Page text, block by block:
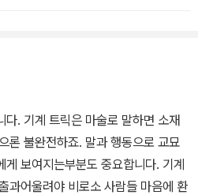
통 콜로서스라고 부르죠. 남극하트
않는 단어들의 조합이다. 그건 또 어
에 나오는 크라켄의 모델이라고 하
확실하게 말할 수는 없지만, 대왕오
다. 기계 트릭은 마술로 말하면 소재
론 불완전하죠. 말과 행동으로 교묘
보여지는부분도 중요합니다. 기계
과어울려야 비로소 사람들 마음에 환